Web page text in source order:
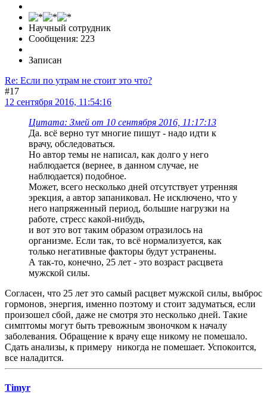
Научный сотрудник
Сообщения: 223
Записан
Re: Если по утрам не стоит это что?
#17
12 сентября 2016, 11:54:16
Цитата: Змей от 10 сентября 2016, 11:17:13
Да. всё верно тут многие пишут - надо идти к
врачу, обследоваться.
Но автор темы не написал, как долго у него
наблюдается (вернее, в данном случае, не
наблюдается) подобное.
Может, всего несколько дней отсутствует утренняя
эрекция, а автор запаниковал. Не исключено, что у
него напряженный период, большие нагрузки на
работе, стресс какой-нибудь,
и вот это вот таким образом отразилось на
организме. Если так, то всё нормализуется, как
только негативные факторы будут устранены.
А так-то, конечно, 25 лет - это возраст расцвета
мужской силы.
Согласен, что 25 лет это самый расцвет мужской силы, выброс
гормонов, энергия, именно поэтому и стоит задуматься, если
произошел сбой, даже не смотря это несколько дней. Такие
симптомы могут быть тревожным звоночком к началу
заболевания. Обращение к врачу еще никому не помешало.
Сдать анализы, к примеру никогда не помешает. Успокоится,
все наладится.
Timyr